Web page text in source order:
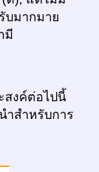
บมากมาย
มี
สงค์ต่อไปนี้
ำสำหรับการ